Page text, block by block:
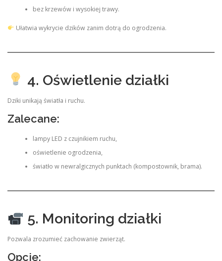
bez krzewów i wysokiej trawy.
Ułatwia wykrycie dzików zanim dotrą do ogrodzenia.
4. Oświetlenie działki
Dziki unikają światła i ruchu.
Zalecane:
lampy LED z czujnikiem ruchu,
oświetlenie ogrodzenia,
światło w newralgicznych punktach (kompostownik, brama).
5. Monitoring działki
Pozwala zrozumieć zachowanie zwierząt.
Opcje: